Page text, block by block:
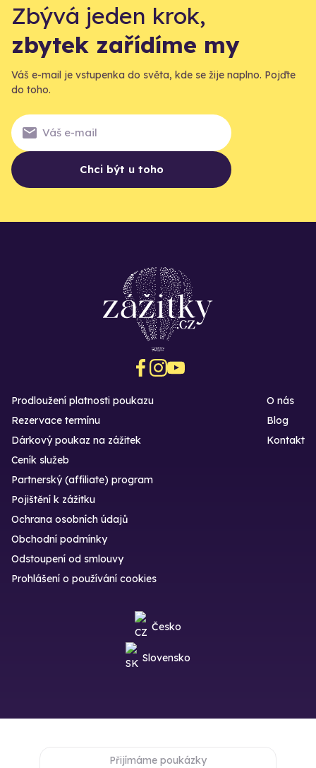
Zbývá jeden krok,
zbytek zařídíme my
Váš e-mail je vstupenka do světa, kde se žije naplno. Pojďte
do toho.
Chci být u toho
Prodloužení platnosti poukazu
Rezervace termínu
Dárkový poukaz na zážitek
O nás
Blog
Kontakt
Ceník služeb
Partnerský (affiliate) program
Pojištění k zážitku
Ochrana osobních údajů
Obchodní podmínky
Odstoupení od smlouvy
Prohlášení o používání cookies
Česko
Slovensko
Přijímáme poukázky